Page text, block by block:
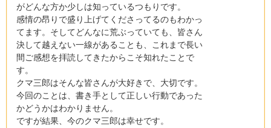
がどんな方か少しは知っているつもりです。
感情の昂りで盛り上げてくださってるのもわかっ
てます。そしてどんなに荒ぶっていても、皆さん
決して越えない一線があることも、これまで長い
間ご感想を拝読してきたからこそ知れたことで
す。
クマ三郎はそんな皆さんが大好きで、大切です。
今回のことは、書き手として正しい行動であった
かどうかはわかりません。
ですが結果、今のクマ三郎は幸せです。